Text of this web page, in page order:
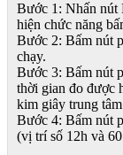
Bước 1: Nhấn nút
hiện chức năng
Bước 2: Bấm nút
chạy.
Bước 3: Bấm nút
thời gian đo được
kim giây trung
Bước 4: Bấm nút
(vị trí số 12h và